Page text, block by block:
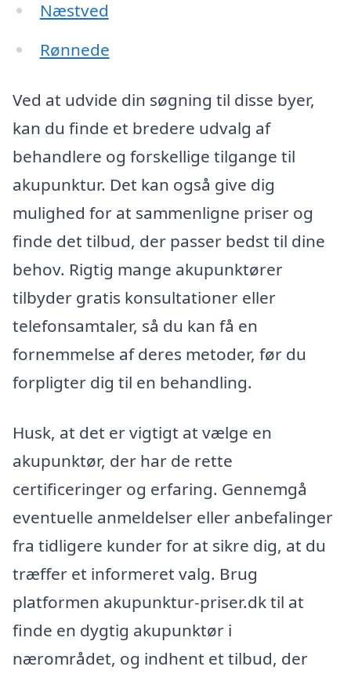
Næstved
Rønnede
Ved at udvide din søgning til disse byer,
kan du finde et bredere udvalg af
behandlere og forskellige tilgange til
akupunktur. Det kan også give dig
mulighed for at sammenligne priser og
finde det tilbud, der passer bedst til dine
behov. Rigtig mange akupunktører
tilbyder gratis konsultationer eller
telefonsamtaler, så du kan få en
fornemmelse af deres metoder, før du
forpligter dig til en behandling.
Husk, at det er vigtigt at vælge en
akupunktør, der har de rette
certificeringer og erfaring. Gennemgå
eventuelle anmeldelser eller anbefalinger
fra tidligere kunder for at sikre dig, at du
træffer et informeret valg. Brug
platformen akupunktur-priser.dk til at
finde en dygtig akupunktør i
nærområdet, og indhent et tilbud, der